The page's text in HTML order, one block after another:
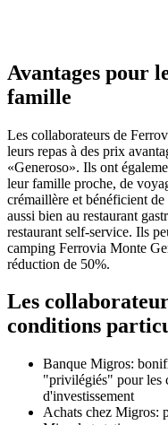
Avantages pour
famille
Les collaborateurs de
leurs repas à des prix
«Generoso». Ils ont
leur famille proche, de
crémaillère et bénéficient
aussi bien au restaurant
restaurant self-service. Ils
camping Ferrovia Monte
réduction de 50%.
Les
conditions
Banque Migros:
"privilégiés" pour les
d'investissement
Achats chez Migros: